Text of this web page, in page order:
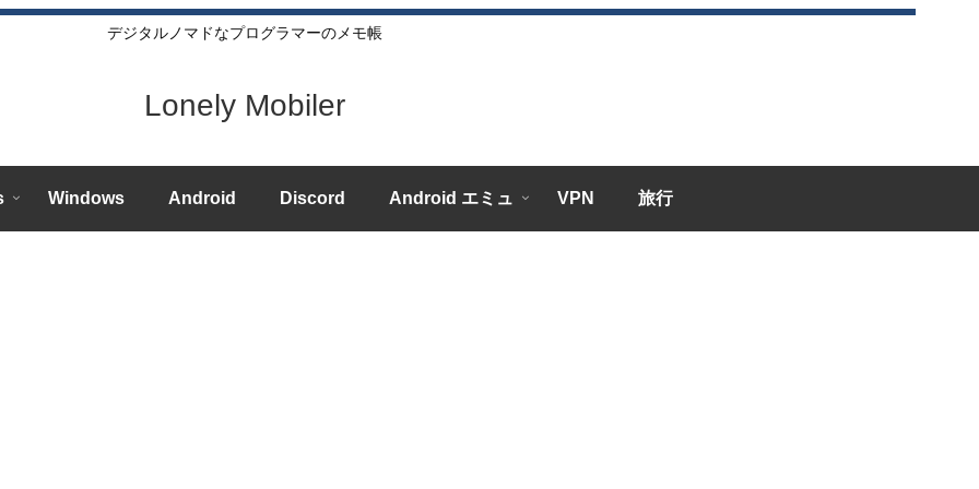
デジタルノマドなプログラマーのメモ帳
Lonely Mobiler
Windows Android Discord Android エミュ VPN 旅行